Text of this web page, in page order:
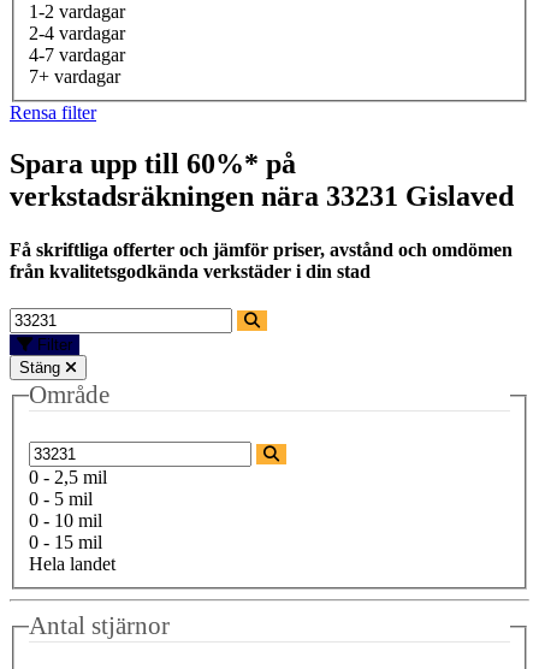
1-2 vardagar
2-4 vardagar
4-7 vardagar
7+ vardagar
Rensa filter
Spara upp till 60%* på
verkstadsräkningen nära 33231 Gislaved
Få skriftliga offerter och jämför priser, avstånd och omdömen
från kvalitetsgodkända verkstäder i din stad
Filter
Stäng
Område
0 - 2,5 mil
0 - 5 mil
0 - 10 mil
0 - 15 mil
Hela landet
Antal stjärnor